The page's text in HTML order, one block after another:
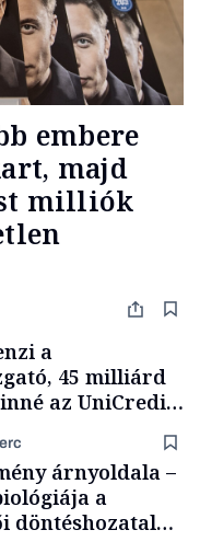
embere
majd
milliók
a
45 milliárd
az UniCredit
német
árnyoldala –
a
döntéshozatal